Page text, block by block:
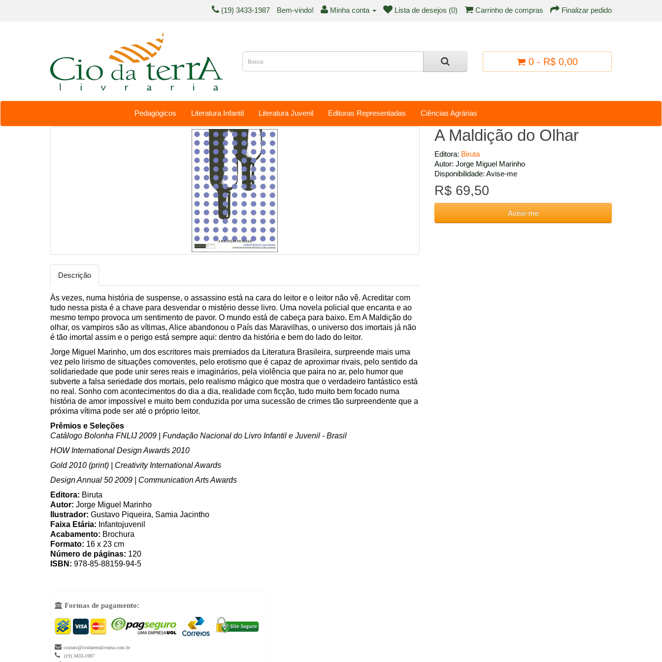
(19) 3433-1987 Bem-vindo! Minha conta Lista de desejos (0) Carrinho de compras Finalizar pedido
0 - R$ 0,00
Pedagógicos Literatura Infantil Literatura Juvenil Editoras Representadas Ciências Agrárias
Descrição
Às vezes, numa história de suspense, o assassino está na cara do leitor e o leitor não vê. Acreditar com
tudo nessa pista é a chave para desvendar o mistério desse livro. Uma novela policial que encanta e ao
mesmo tempo provoca um sentimento de pavor. O mundo está de cabeça para baixo. Em A Maldição do
olhar, os vampiros são as vítimas, Alice abandonou o País das Maravilhas, o universo dos imortais já não
é tão imortal assim e o perigo está sempre aqui: dentro da história e bem do lado do leitor.
Jorge Miguel Marinho, um dos escritores mais premiados da Literatura Brasileira, surpreende mais uma
vez pelo lirismo de situações comoventes, pelo erotismo que é capaz de aproximar rivais, pelo sentido da
solidariedade que pode unir seres reais e imaginários, pela violência que paira no ar, pelo humor que
subverte a falsa seriedade dos mortais, pelo realismo mágico que mostra que o verdadeiro fantástico está
no real. Sonho com acontecimentos do dia a dia, realidade com ficção, tudo muito bem focado numa
história de amor impossível e muito bem conduzida por uma sucessão de crimes tão surpreendente que a
próxima vítima pode ser até o próprio leitor.
Prêmios e Seleções
Catálogo Bolonha FNLIJ 2009 | Fundação Nacional do Livro Infantil e Juvenil - Brasil
HOW International Design Awards 2010
Gold 2010 (print) | Creativity International Awards
Design Annual 50 2009 | Communication Arts Awards
Editora: Biruta
Autor: Jorge Miguel Marinho
Ilustrador: Gustavo Piqueira, Samia Jacintho
Faixa Etária: Infantojuvenil
Acabamento: Brochura
Formato: 16 x 23 cm
Número de páginas: 120
ISBN: 978-85-88159-94-5
A Maldição do Olhar
Editora: Biruta
Autor: Jorge Miguel Marinho
Disponibilidade: Avise-me
R$ 69,50
Avise-me
 Formas de pagamento:
 contato@ciodaterralivraria.com.br
 (19) 3433-1987